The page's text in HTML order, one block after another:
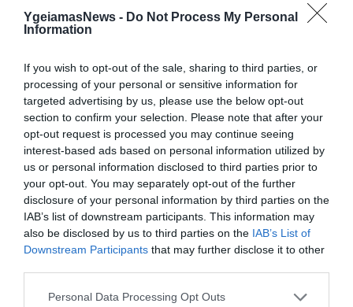
YgeiamasNews - Do Not Process My Personal
Information
If you wish to opt-out of the sale, sharing to third parties, or
processing of your personal or sensitive information for
targeted advertising by us, please use the below opt-out
section to confirm your selection. Please note that after your
opt-out request is processed you may continue seeing
interest-based ads based on personal information utilized by
us or personal information disclosed to third parties prior to
your opt-out. You may separately opt-out of the further
disclosure of your personal information by third parties on the
IAB’s list of downstream participants. This information may
also be disclosed by us to third parties on the IAB’s List of
Downstream Participants that may further disclose it to other
Please note that this website/app uses one or more Google
Personal Data Processing Opt Outs
07.08.2026
Γιατί όλο και περισσότεροι άνθρωποι
κοιμούνται χειρότερα